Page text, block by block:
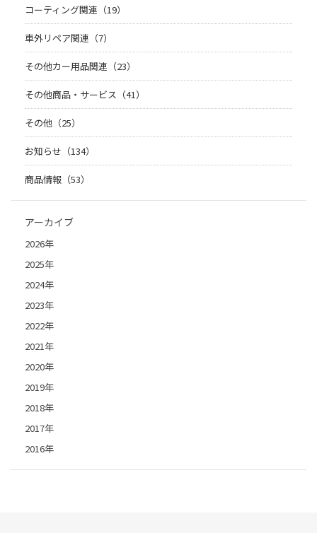
コーティング関連（19）
車外リペア関連（7）
その他カー用品関連（23）
その他商品・サービス（41）
その他（25）
お知らせ（134）
商品情報（53）
アーカイブ
2026年
2025年
2024年
2023年
2022年
2021年
2020年
2019年
2018年
2017年
2016年